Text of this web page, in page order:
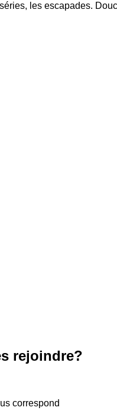
les escapades.
rejoindre?
correspond